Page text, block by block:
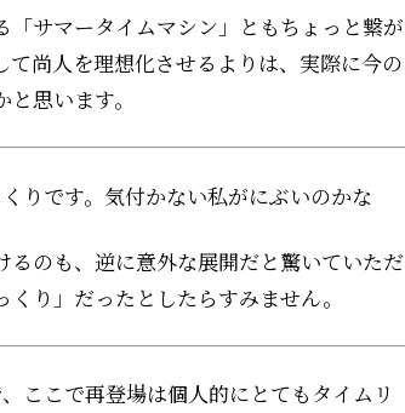
サマータイムマシン」ともちょっと繋が
尚人を理想化させるよりは、実際に今の
思います。
りです。気付かない私がにぶいのかな
のも、逆に意外な展開だと驚いていただ
り」だったとしたらすみません。
ここで再登場は個人的にとてもタイムリ